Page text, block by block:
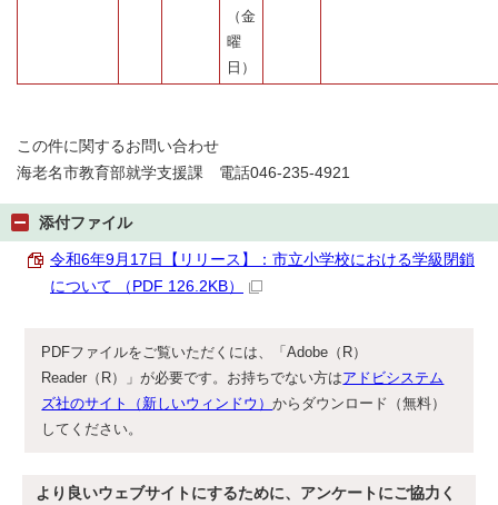
（金
曜
日）
この件に関するお問い合わせ
海老名市教育部就学支援課 電話046-235-4921
添付ファイル
令和6年9月17日【リリース】：市立小学校における学級閉鎖
について （PDF 126.2KB）
PDFファイルをご覧いただくには、「Adobe（R）
Reader（R）」が必要です。お持ちでない方はアドビシステム
ズ社のサイト（新しいウィンドウ）からダウンロード（無料）
してください。
より良いウェブサイトにするために、アンケートにご協力く